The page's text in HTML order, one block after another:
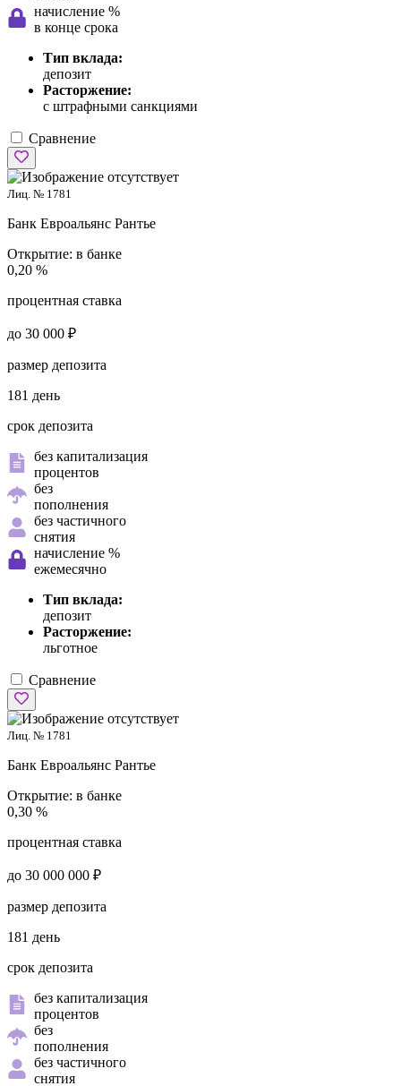
начисление %
в конце срока
Тип вклада:
депозит
Расторжение:
с штрафными санкциями
Сравнение
Лиц. № 1781
Банк Евроальянс Рантье
Открытие: в банке
0,20 %
процентная ставка
до 30 000 ₽
размер депозита
181 день
срок депозита
без капитализация
процентов
без
пополнения
без частичного
снятия
начисление %
ежемесячно
Тип вклада:
депозит
Расторжение:
льготное
Сравнение
Лиц. № 1781
Банк Евроальянс Рантье
Открытие: в банке
0,30 %
процентная ставка
до 30 000 000 ₽
размер депозита
181 день
срок депозита
без капитализация
процентов
без
пополнения
без частичного
снятия